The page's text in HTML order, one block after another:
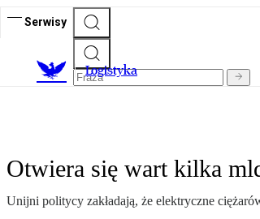
Serwisy
Logistyka
Otwiera się wart kilka
Unijni politycy zakładają, że elektryczne